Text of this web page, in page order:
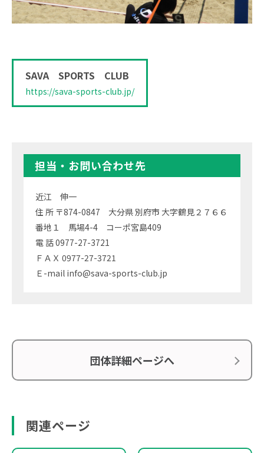
SAVA SPORTS CLUB
https://sava-sports-club.jp/
担当・お問い合わせ先
近江 伸一
住 所 〒874-0847 大分県 別府市 大字鶴見２７６６
番地１ 馬場4-4 コーポ宮島409
電 話 0977-27-3721
ＦＡＸ 0977-27-3721
Ｅ-mail info@sava-sports-club.jp
団体詳細ページへ
関連ページ